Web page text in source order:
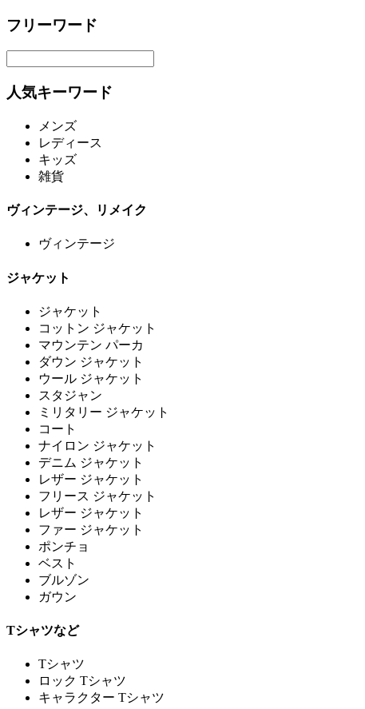
フリーワード
人気キーワード
メンズ
レディース
キッズ
雑貨
ヴィンテージ、リメイク
ヴィンテージ
ジャケット
ジャケット
コットン ジャケット
マウンテン パーカ
ダウン ジャケット
ウール ジャケット
スタジャン
ミリタリー ジャケット
コート
ナイロン ジャケット
デニム ジャケット
レザー ジャケット
フリース ジャケット
レザー ジャケット
ファー ジャケット
ポンチョ
ベスト
ブルゾン
ガウン
Tシャツなど
Tシャツ
ロック Tシャツ
キャラクター Tシャツ